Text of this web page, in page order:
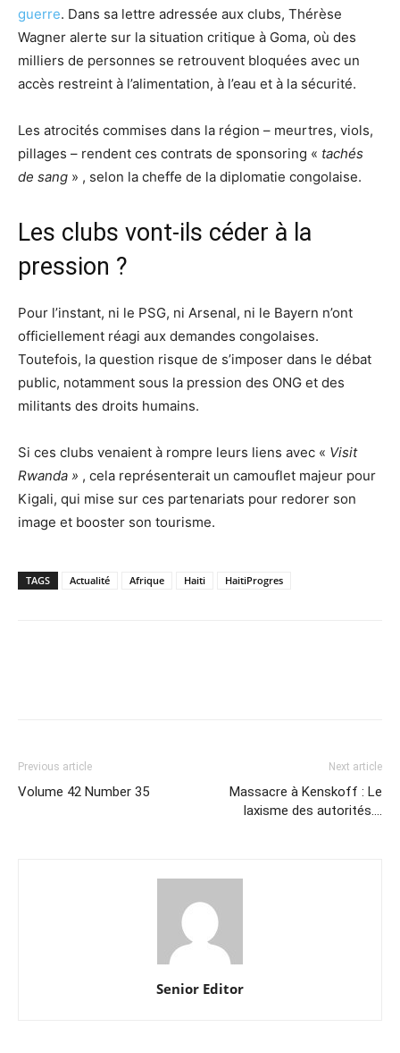
guerre. Dans sa lettre adressée aux clubs, Thérèse
Wagner alerte sur la situation critique à Goma, où des
milliers de personnes se retrouvent bloquées avec un
accès restreint à l’alimentation, à l’eau et à la sécurité.
Les atrocités commises dans la région – meurtres, viols,
pillages – rendent ces contrats de sponsoring « tachés
de sang » , selon la cheffe de la diplomatie congolaise.
Les clubs vont-ils céder à la
pression ?
Pour l’instant, ni le PSG, ni Arsenal, ni le Bayern n’ont
officiellement réagi aux demandes congolaises.
Toutefois, la question risque de s’imposer dans le débat
public, notamment sous la pression des ONG et des
militants des droits humains.
Si ces clubs venaient à rompre leurs liens avec « Visit
Rwanda » , cela représenterait un camouflet majeur pour
Kigali, qui mise sur ces partenariats pour redorer son
image et booster son tourisme.
TAGS Actualité Afrique Haiti HaitiProgres
Previous article
Volume 42 Number 35
Next article
Massacre à Kenskoff : Le
laxisme des autorités….
Senior Editor